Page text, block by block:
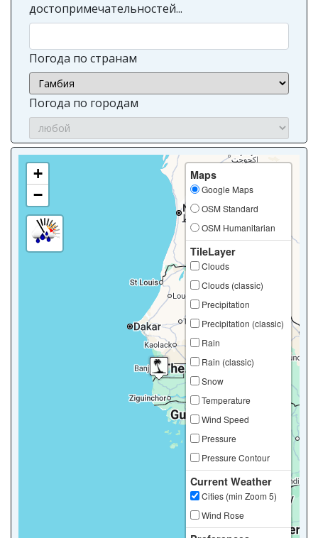
достопримечательностей...
Погода по странам
Погода по городам
+
−
Maps
Google Maps
OSM Standard
OSM Humanitarian
TileLayer
Clouds
Clouds (classic)
Precipitation
Precipitation (classic)
Rain
Rain (classic)
Snow
Temperature
Wind Speed
Pressure
Pressure Contour
Current Weather
Cities (min Zoom 5)
Wind Rose